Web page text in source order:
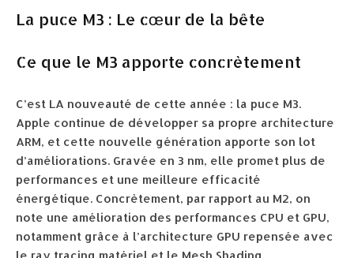
La puce M3 : Le cœur de la bête
Ce que le M3 apporte concrètement
C’est LA nouveauté de cette année : la puce M3.
Apple continue de développer sa propre architecture
ARM, et cette nouvelle génération apporte son lot
d’améliorations. Gravée en 3 nm, elle promet plus de
performances et une meilleure efficacité
énergétique. Concrètement, par rapport au M2, on
note une amélioration des performances CPU et GPU,
notamment grâce à l’architecture GPU repensée avec